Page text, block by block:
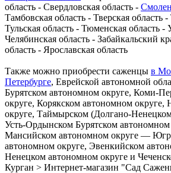
область - Свердловская область -
Тамбовская область - Тверская область
Тульская область - Тюменская область -
Челябинская область - Забайкальский
область - Ярославская область
Также можно приобрести саженцы в
Петербурге, Еврейской автономной
Бурятском автономном округе, Коми-
округе, Корякском автономном
округе, Таймырском (Долгано-
Усть-Ордынском Бурятском
Мансийском автономном округе —
автономном округе, Эвенкийском
Ненецком автономном округе и
Курган > Интернет-магазин "Сад